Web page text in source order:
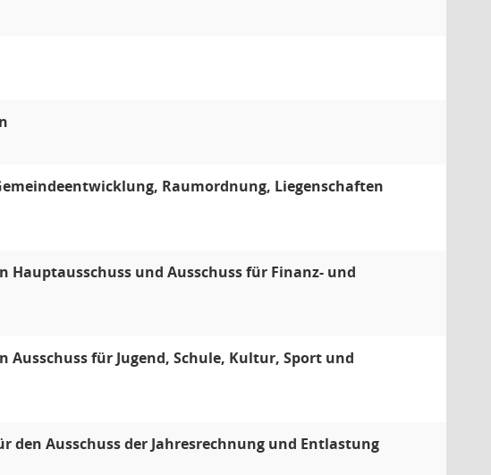
Raumordnung, Liegenschaften
Hauptausschuss und Ausschuss für Finanz- und
Ausschuss für Jugend, Schule, Kultur, Sport und
den Ausschuss der Jahresrechnung und Entlastung